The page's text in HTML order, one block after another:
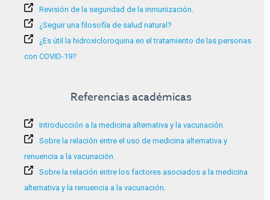
Revisión de la seguridad de la inmunización.
¿Seguir una filosofía de salud natural?
¿Es útil la hidroxicloroquina en el tratamiento de las personas
con COVID-19?
Referencias académicas
Introducción a la medicina alternativa y la vacunación.
Sobre la relación entre el uso de medicina alternativa y
renuencia a la vacunación.
Sobre la relación entre los factores asociados a la medicina
alternativa y la renuencia a la vacunación.